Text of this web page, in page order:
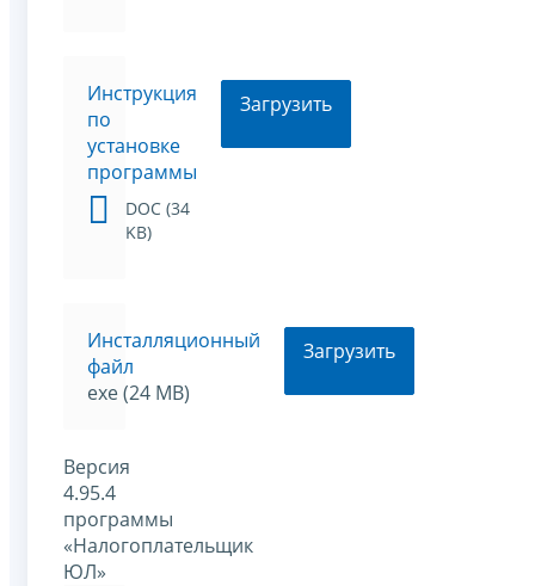
Инструкция
по
установке
программы
DOC (34
KB)
Загрузить
Инсталляционный
файл
exe (24 MB)
Загрузить
Версия
4.95.4
программы
«Налогоплательщик
ЮЛ»